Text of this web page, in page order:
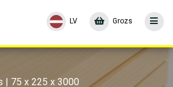
Grozs
LV
| 75 x 225 x 3000